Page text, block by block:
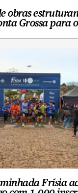
obras
Grossa para
Frísia